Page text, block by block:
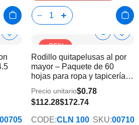
Añadir
deseos
00705
-35%
Show
Info la
de
Rodillo quitapelusas al por
mayor – Paquete de 60
hojas para ropa y tapicería |
144 unidades
$112.28$172.74
Precio unitario$0.78
CODE:CLN 100 SKU:00710